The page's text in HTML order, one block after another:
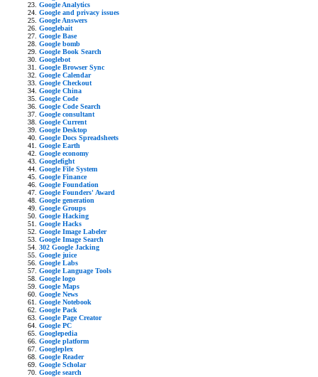
Google Analytics
Google and privacy issues
Google Answers
Googlebait
Google Base
Google bomb
Google Book Search
Googlebot
Google Browser Sync
Google Calendar
Google Checkout
Google China
Google Code
Google Code Search
Google consultant
Google Current
Google Desktop
Google Docs Spreadsheets
Google Earth
Google economy
Googlefight
Google File System
Google Finance
Google Foundation
Google Founders' Award
Google generation
Google Groups
Google Hacking
Google Hacks
Google Image Labeler
Google Image Search
302 Google Jacking
Google juice
Google Labs
Google Language Tools
Google logo
Google Maps
Google News
Google Notebook
Google Pack
Google Page Creator
Google PC
Googlepedia
Google platform
Googleplex
Google Reader
Google Scholar
Google search